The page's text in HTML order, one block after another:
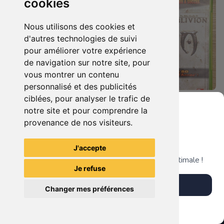
cookies
Nous utilisons des cookies et
d'autres technologies de suivi
pour améliorer votre expérience
de navigation sur notre site, pour
vous montrer un contenu
personnalisé et des publicités
ciblées, pour analyser le trafic de
notre site et pour comprendre la
provenance de nos visiteurs.
J'accepte
Je refuse
Changer mes préférences
5.90 € 0
Bioshock - Infinite Xbox 360
7.90 €
TheGamingR83
Grenier du Geek
Télécharge notre app pour une expérience optimale !
Télécharger l'app